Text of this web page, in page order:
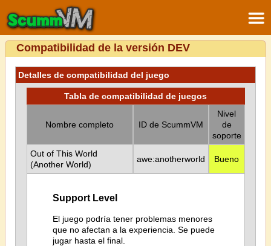
Compatibilidad de la versión DEV
Detalles de compatibilidad del juego
Tabla de compatibilidad de juegos
Nombre completo ID de ScummVM
Nivel
de
soporte
Out of This World
(Another World)
awe:anotherworld Bueno
Support Level
El juego podría tener problemas menores
que no afectan a la experiencia. Se puede
jugar hasta el final.